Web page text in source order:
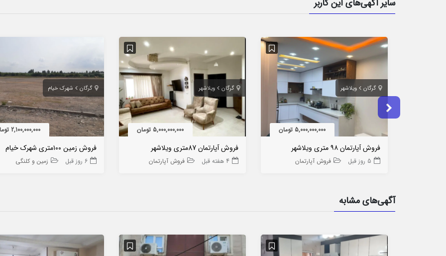
سایر آگهی‌های این کاربر
گرگان ویلاشهر
5,000,000,000 تومان
فروش آپارتمان ۹۸ متری ویلاشهر
5 روز قبل فروش آپارتمان
گرگان ویلاشهر
5,000,000,000 تومان
فروش آپارتمان 87متری ویلاشهر
4 هفته قبل فروش آپارتمان
گرگان شهرک خیام
2,100,000,000 تومان
فروش زمین ۱۰۰متری شهرک خیام
6 روز قبل زمین و کلنگی
آگهی‌های مشابه